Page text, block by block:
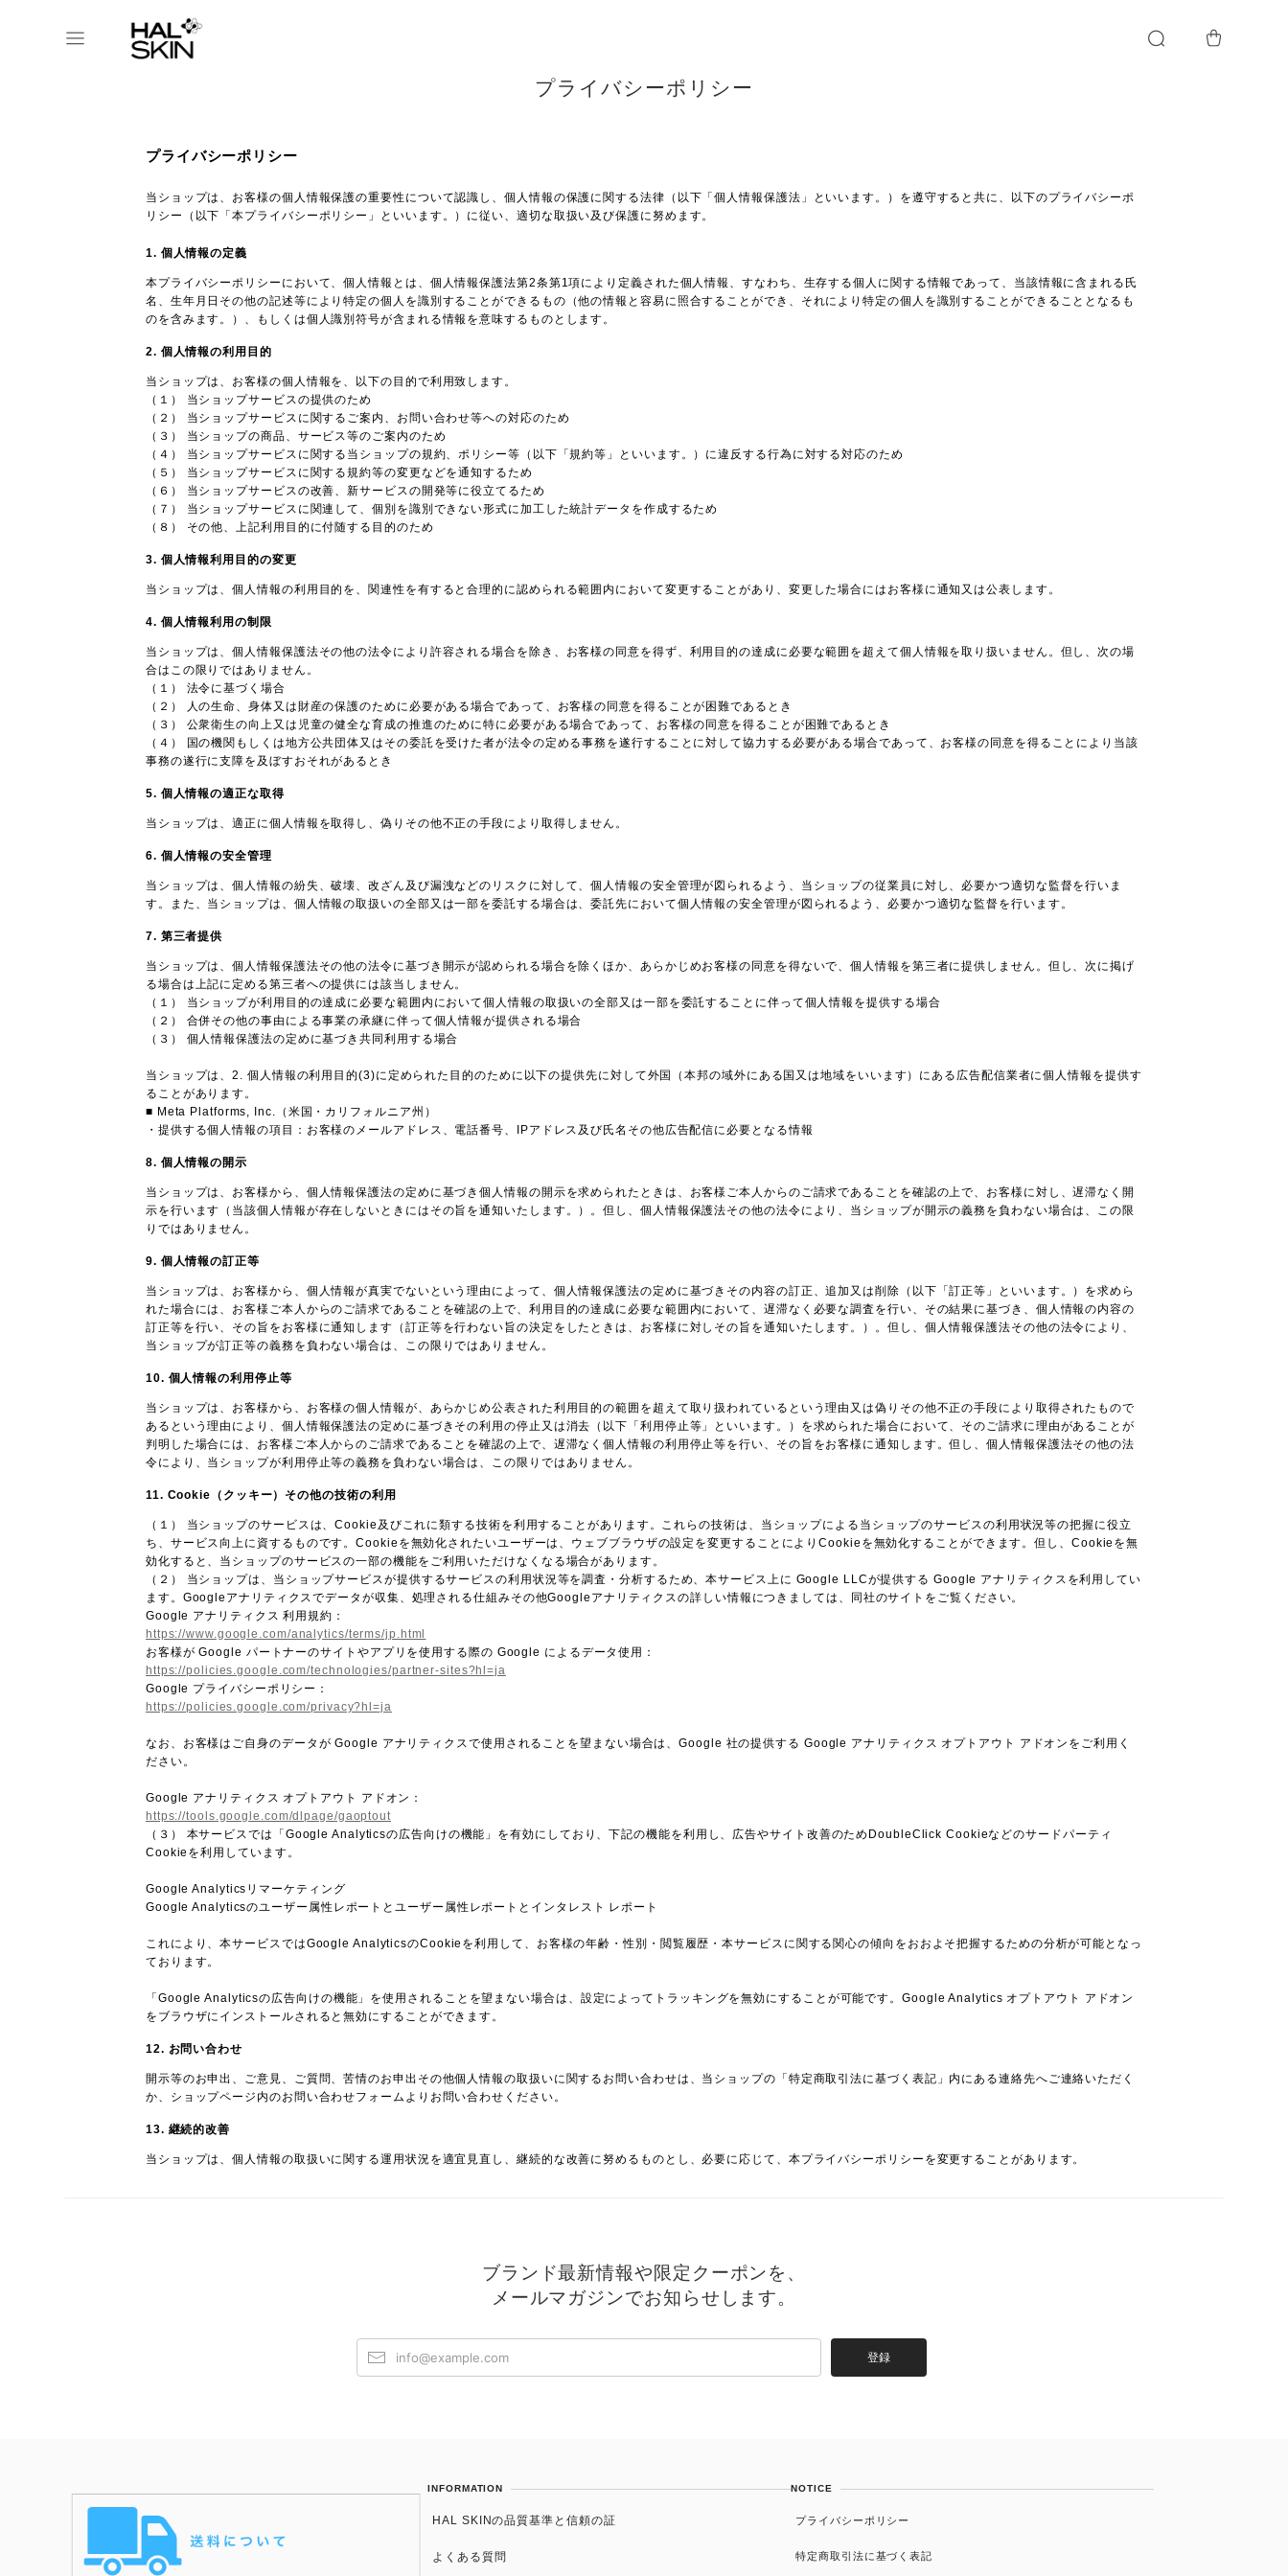
プライバシーポリシー
プライバシーポリシー
当ショップは、お客様の個人情報保護の重要性について認識し、個人情報の保護に関する法律（以下「個人情報保護法」といいます。）を遵守すると共に、以下のプライバシーポ
リシー（以下「本プライバシーポリシー」といいます。）に従い、適切な取扱い及び保護に努めます。
1. 個人情報の定義
本プライバシーポリシーにおいて、個人情報とは、個人情報保護法第2条第1項により定義された個人情報、すなわち、生存する個人に関する情報であって、当該情報に含まれる氏
名、生年月日その他の記述等により特定の個人を識別することができるもの（他の情報と容易に照合することができ、それにより特定の個人を識別することができることとなるも
のを含みます。）、もしくは個人識別符号が含まれる情報を意味するものとします。
2. 個人情報の利用目的
当ショップは、お客様の個人情報を、以下の目的で利用致します。
（１） 当ショップサービスの提供のため
（２） 当ショップサービスに関するご案内、お問い合わせ等への対応のため
（３） 当ショップの商品、サービス等のご案内のため
（４） 当ショップサービスに関する当ショップの規約、ポリシー等（以下「規約等」といいます。）に違反する行為に対する対応のため
（５） 当ショップサービスに関する規約等の変更などを通知するため
（６） 当ショップサービスの改善、新サービスの開発等に役立てるため
（７） 当ショップサービスに関連して、個別を識別できない形式に加工した統計データを作成するため
（８） その他、上記利用目的に付随する目的のため
3. 個人情報利用目的の変更
当ショップは、個人情報の利用目的を、関連性を有すると合理的に認められる範囲内において変更することがあり、変更した場合にはお客様に通知又は公表します。
4. 個人情報利用の制限
当ショップは、個人情報保護法その他の法令により許容される場合を除き、お客様の同意を得ず、利用目的の達成に必要な範囲を超えて個人情報を取り扱いません。但し、次の場
合はこの限りではありません。
（１） 法令に基づく場合
（２） 人の生命、身体又は財産の保護のために必要がある場合であって、お客様の同意を得ることが困難であるとき
（３） 公衆衛生の向上又は児童の健全な育成の推進のために特に必要がある場合であって、お客様の同意を得ることが困難であるとき
（４） 国の機関もしくは地方公共団体又はその委託を受けた者が法令の定める事務を遂行することに対して協力する必要がある場合であって、お客様の同意を得ることにより当該
事務の遂行に支障を及ぼすおそれがあるとき
5. 個人情報の適正な取得
当ショップは、適正に個人情報を取得し、偽りその他不正の手段により取得しません。
6. 個人情報の安全管理
当ショップは、個人情報の紛失、破壊、改ざん及び漏洩などのリスクに対して、個人情報の安全管理が図られるよう、当ショップの従業員に対し、必要かつ適切な監督を行いま
す。また、当ショップは、個人情報の取扱いの全部又は一部を委託する場合は、委託先において個人情報の安全管理が図られるよう、必要かつ適切な監督を行います。
7. 第三者提供
当ショップは、個人情報保護法その他の法令に基づき開示が認められる場合を除くほか、あらかじめお客様の同意を得ないで、個人情報を第三者に提供しません。但し、次に掲げ
る場合は上記に定める第三者への提供には該当しません。
（１） 当ショップが利用目的の達成に必要な範囲内において個人情報の取扱いの全部又は一部を委託することに伴って個人情報を提供する場合
（２） 合併その他の事由による事業の承継に伴って個人情報が提供される場合
（３） 個人情報保護法の定めに基づき共同利用する場合
当ショップは、2. 個人情報の利用目的(3)に定められた目的のために以下の提供先に対して外国（本邦の域外にある国又は地域をいいます）にある広告配信業者に個人情報を提供す
ることがあります。
■ Meta Platforms, Inc.（米国・カリフォルニア州）
・提供する個人情報の項目：お客様のメールアドレス、電話番号、IPアドレス及び氏名その他広告配信に必要となる情報
8. 個人情報の開示
当ショップは、お客様から、個人情報保護法の定めに基づき個人情報の開示を求められたときは、お客様ご本人からのご請求であることを確認の上で、お客様に対し、遅滞なく開
示を行います（当該個人情報が存在しないときにはその旨を通知いたします。）。但し、個人情報保護法その他の法令により、当ショップが開示の義務を負わない場合は、この限
りではありません。
9. 個人情報の訂正等
当ショップは、お客様から、個人情報が真実でないという理由によって、個人情報保護法の定めに基づきその内容の訂正、追加又は削除（以下「訂正等」といいます。）を求めら
れた場合には、お客様ご本人からのご請求であることを確認の上で、利用目的の達成に必要な範囲内において、遅滞なく必要な調査を行い、その結果に基づき、個人情報の内容の
訂正等を行い、その旨をお客様に通知します（訂正等を行わない旨の決定をしたときは、お客様に対しその旨を通知いたします。）。但し、個人情報保護法その他の法令により、
当ショップが訂正等の義務を負わない場合は、この限りではありません。
10. 個人情報の利用停止等
当ショップは、お客様から、お客様の個人情報が、あらかじめ公表された利用目的の範囲を超えて取り扱われているという理由又は偽りその他不正の手段により取得されたもので
あるという理由により、個人情報保護法の定めに基づきその利用の停止又は消去（以下「利用停止等」といいます。）を求められた場合において、そのご請求に理由があることが
判明した場合には、お客様ご本人からのご請求であることを確認の上で、遅滞なく個人情報の利用停止等を行い、その旨をお客様に通知します。但し、個人情報保護法その他の法
令により、当ショップが利用停止等の義務を負わない場合は、この限りではありません。
11. Cookie（クッキー）その他の技術の利用
（１） 当ショップのサービスは、Cookie及びこれに類する技術を利用することがあります。これらの技術は、当ショップによる当ショップのサービスの利用状況等の把握に役立
ち、サービス向上に資するものです。Cookieを無効化されたいユーザーは、ウェブブラウザの設定を変更することによりCookieを無効化することができます。但し、Cookieを無
効化すると、当ショップのサービスの一部の機能をご利用いただけなくなる場合があります。
（２） 当ショップは、当ショップサービスが提供するサービスの利用状況等を調査・分析するため、本サービス上に Google LLCが提供する Google アナリティクスを利用してい
ます。Googleアナリティクスでデータが収集、処理される仕組みその他Googleアナリティクスの詳しい情報につきましては、同社のサイトをご覧ください。
Google アナリティクス 利用規約：
https://www.google.com/analytics/terms/jp.html
お客様が Google パートナーのサイトやアプリを使用する際の Google によるデータ使用：
https://policies.google.com/technologies/partner-sites?hl=ja
Google プライバシーポリシー：
https://policies.google.com/privacy?hl=ja
なお、お客様はご自身のデータが Google アナリティクスで使用されることを望まない場合は、Google 社の提供する Google アナリティクス オプトアウト アドオンをご利用く
ださい。
Google アナリティクス オプトアウト アドオン：
https://tools.google.com/dlpage/gaoptout
（３） 本サービスでは「Google Analyticsの広告向けの機能」を有効にしており、下記の機能を利用し、広告やサイト改善のためDoubleClick Cookieなどのサードパーティ
Cookieを利用しています。
Google Analyticsリマーケティング
Google Analyticsのユーザー属性レポートとユーザー属性レポートとインタレスト レポート
これにより、本サービスではGoogle AnalyticsのCookieを利用して、お客様の年齢・性別・閲覧履歴・本サービスに関する関心の傾向をおおよそ把握するための分析が可能となっ
ております。
「Google Analyticsの広告向けの機能」を使用されることを望まない場合は、設定によってトラッキングを無効にすることが可能です。Google Analytics オプトアウト アドオン
をブラウザにインストールされると無効にすることができます。
12. お問い合わせ
開示等のお申出、ご意見、ご質問、苦情のお申出その他個人情報の取扱いに関するお問い合わせは、当ショップの「特定商取引法に基づく表記」内にある連絡先へご連絡いただく
か、ショップページ内のお問い合わせフォームよりお問い合わせください。
13. 継続的改善
当ショップは、個人情報の取扱いに関する運用状況を適宜見直し、継続的な改善に努めるものとし、必要に応じて、本プライバシーポリシーを変更することがあります。
ブランド最新情報や限定クーポンを、
メールマガジンでお知らせします。
登録
INFORMATION
HAL SKINの品質基準と信頼の証
よくある質問
NOTICE
プライバシーポリシー
特定商取引法に基づく表記